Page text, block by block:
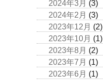
2024年3月 (3)
2024年2月 (3)
2023年12月 (2)
2023年10月 (1)
2023年8月 (2)
2023年7月 (1)
2023年6月 (1)